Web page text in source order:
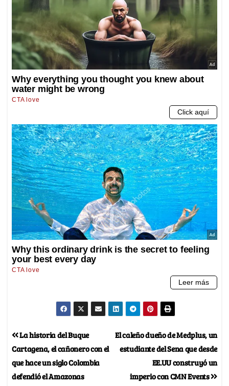
El caleño dueño de Medplus, un
estudiante del Sena que desde
EE.UU construyó un
imperio con CMN Events
La historia del Buque
Cartagena, el cañonero con el
que hace un siglo Colombia
defendió el Amazonas